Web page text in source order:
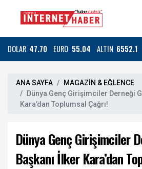
DOLAR 47.70 EURO 55.04 ALTIN 6552.1
ANA SAYFA
MAGAZİN & EĞLENCE
Dünya Genç Girişimciler Derneği
Kara’dan Toplumsal Çağrı!
Dünya Genç Girişimciler
Başkanı İlker Kara’dan